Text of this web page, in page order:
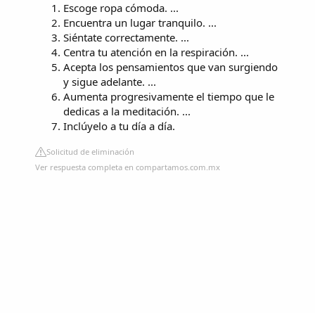
Escoge ropa cómoda. ...
Encuentra un lugar tranquilo. ...
Siéntate correctamente. ...
Centra tu atención en la respiración. ...
Acepta los pensamientos que van surgiendo
y sigue adelante. ...
Aumenta progresivamente el tiempo que le
dedicas a la meditación. ...
Inclúyelo a tu día a día.
Solicitud de eliminación
Ver respuesta completa en compartamos.com.mx